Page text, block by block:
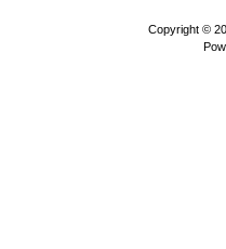
Copyright ©